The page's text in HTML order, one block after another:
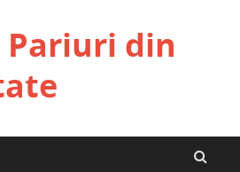
Pariuri din